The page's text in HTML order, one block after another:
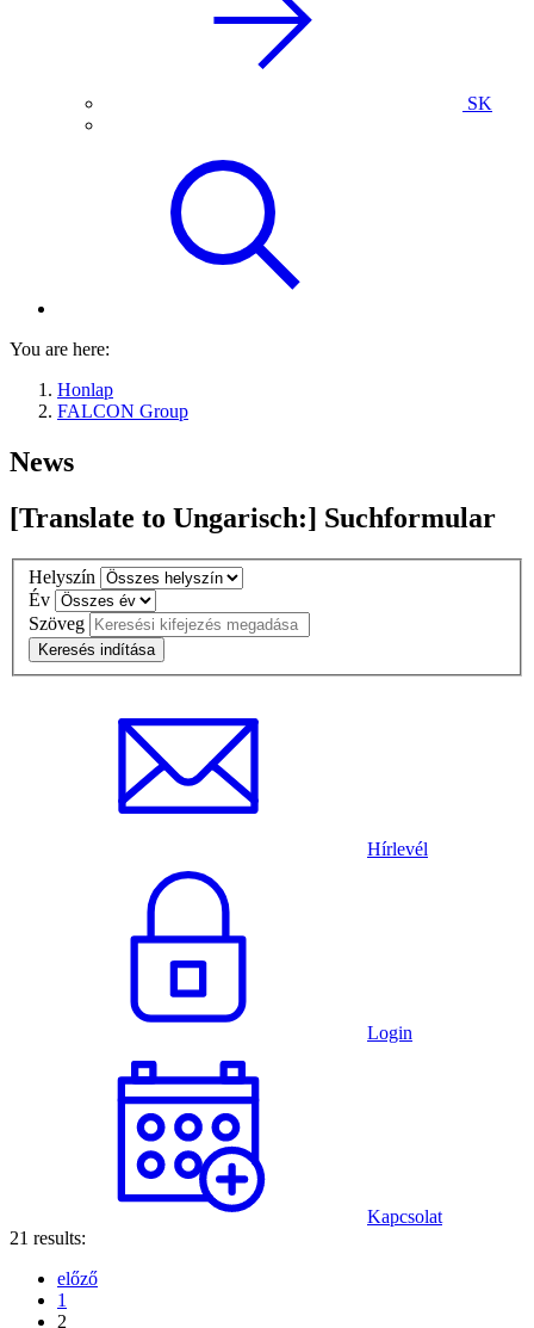
SK
You are here:
Honlap
FALCON Group
News
[Translate to Ungarisch:] Suchformular
Helyszín
Év
Szöveg
Hírlevél
Login
Kapcsolat
21 results:
előző
1
2